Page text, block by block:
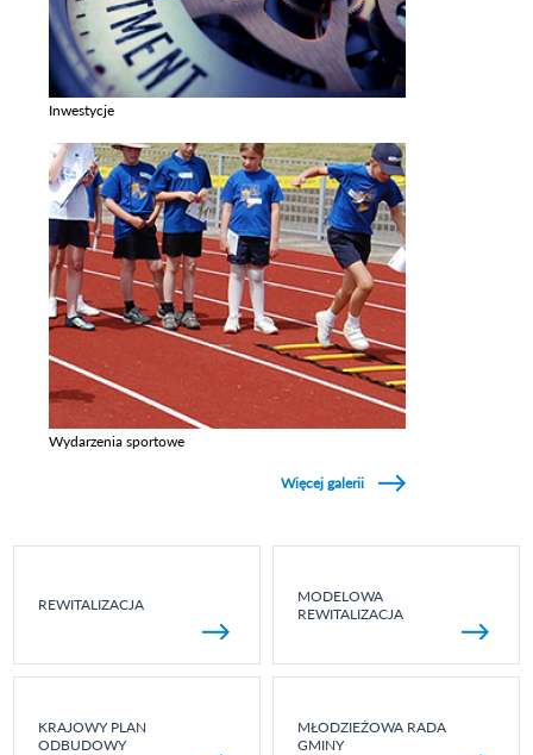
Inwestycje
Wydarzenia sportowe
Więcej galerii
REWITALIZACJA
MODELOWA
REWITALIZACJA
KRAJOWY PLAN
ODBUDOWY
MŁODZIEŻOWA RADA
GMINY